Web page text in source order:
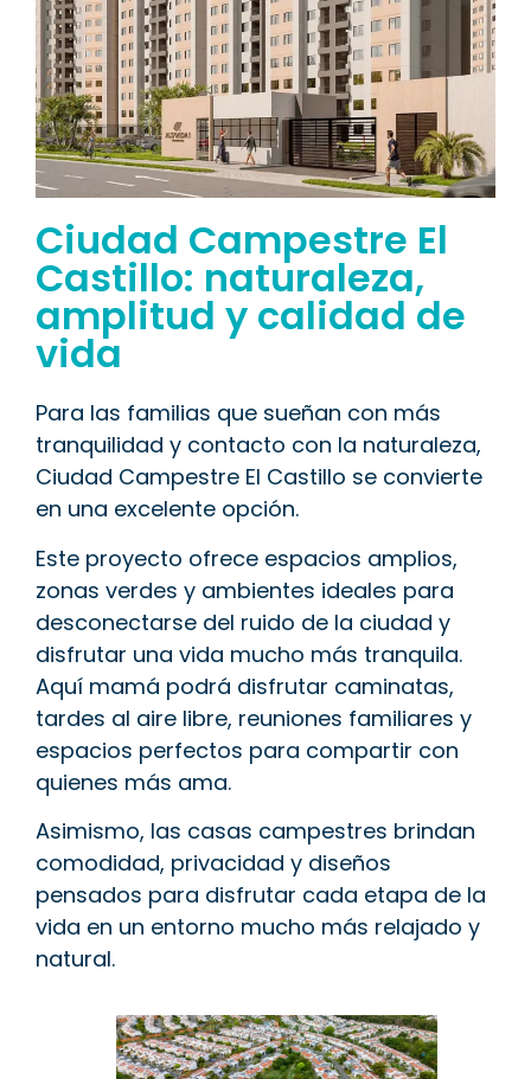
Ciudad Campestre El
Castillo: naturaleza,
amplitud y calidad de
vida
Para las familias que sueñan con más
tranquilidad y contacto con la naturaleza,
Ciudad Campestre El Castillo se convierte
en una excelente opción.
Este proyecto ofrece espacios amplios,
zonas verdes y ambientes ideales para
desconectarse del ruido de la ciudad y
disfrutar una vida mucho más tranquila.
Aquí mamá podrá disfrutar caminatas,
tardes al aire libre, reuniones familiares y
espacios perfectos para compartir con
quienes más ama.
Asimismo, las casas campestres brindan
comodidad, privacidad y diseños
pensados para disfrutar cada etapa de la
vida en un entorno mucho más relajado y
natural.